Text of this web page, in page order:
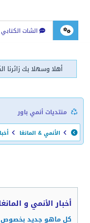
الشات الكتابي
أهلا وسهلا بك زائرنا
منتديات أنمي باور
الأنمي & المانغا
أخبار الأنمي و
كل ماهو جديد بخصوص